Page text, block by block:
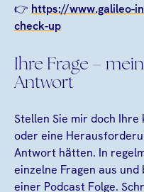
👉 https://www.galileo-
check-up
Ihre Frage –
Antwort
Stellen Sie mir doch
oder eine
Antwort hätten. In
einzelne Fragen aus
einer Podcast Folge.